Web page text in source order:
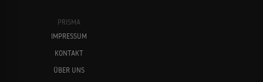
PRISMA
IMPRESSUM
KONTAKT
ÜBER UNS